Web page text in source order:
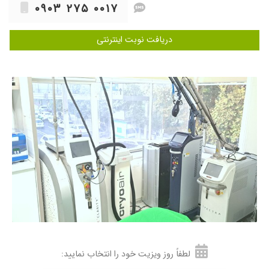
۱۴۰۴/۰۶/۱۵
خیلی دکتر خوبی هستن ۱۴۰۵/۰۴/۲۰
خوب بود ۱۳۹۹/۱۲/۲۱
خیلی با حوصله و مهربون رفتار کردن. بعد از مدتها
حس کردم یک دکتر واقعا براش مریضش اهمیت
داره
۱۴۰۴/۰۸/۰۶
برای بوتاکی رفتم و راضی هستیم عالی بود دوباره
میخام برم کارشون دقیق و ظریف
۱۴۰۰/۱۲/۱۵
بسیار دکتر دانا هستن لک پوستم یک هفته ای بر
طرف شد عالی عالی هستن
۱۴۰۴/۰۵/۰۶
مشکل چین و چروک که خوب شد ۱۴۰۰/۰۲/۱۹
راضی بودم
۰۹۰۳ ۲۷۵ ۰۰۱۷
دریافت نوبت اینترنتی
لطفاً روز ویزیت خود را انتخاب نمایید: